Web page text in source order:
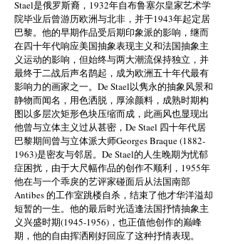
Stael是俄罗斯裔，1932年自布鲁塞尔皇家艺术学
院毕业后曾游历欧洲与北非，并于1943年起定居
巴黎。他的早期作品受后期印象派的影响，继而
在四十年代响应美国抽象表现主义和法国抽象主
义运动的影响，但始终与两大潮流保持独立，并
最终于二战后声名鹊起，成为欧洲五十年代最有
影响力的画家之一。De Stael以隽永的抽象风景和
静物而闻名，用色洒脱，厚涂颜料，成熟时期构
图以多层次矩形色块压缩而成，此画风也显现出
他曾与立体主义过从甚密，De Stael 四十年代居
巴黎期间曾与立体派大师Georges Braque(1882-
1963)是密友与邻居。De Stael的人生晚期为忧郁
症困扰，由于大尺幅作品的创作不顺利，1955年
他在与一个乖戾的艺评家碰面后从法国南部
Antibes 的工作室跳楼自杀，结束了他才华洋溢却
短暂的一生。他的最后时光适逢法国抒情抽象主
义兴盛时期(1945-1956)，也正值他创作的巅峰
期，他的自由挥洒刚好回应了这种抒情表现。